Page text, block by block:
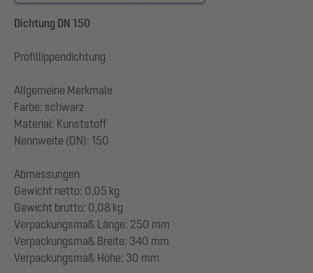
Dichtung DN 150
Profillippendichtung
Allgemeine Merkmale
Farbe: schwarz
Material: Kunststoff
Nennweite (DN): 150
Abmessungen
Gewicht netto: 0,05 kg
Gewicht brutto: 0,08 kg
Verpackungsmaß Länge: 250 mm
Verpackungsmaß Breite: 340 mm